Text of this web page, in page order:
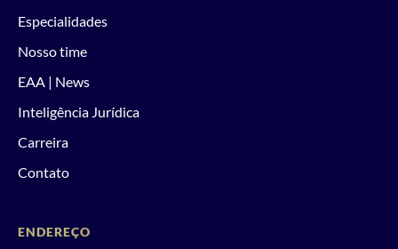
Especialidades
Nosso time
EAA | News
Inteligência Jurídica
Carreira
Contato
ENDEREÇO